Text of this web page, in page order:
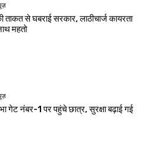
ताकत से घबराई सरकार, लाठीचार्ज कायरता
महतो
गेट नंबर-1 पर पहुंचे छात्र, सुरक्षा बढ़ाई गई